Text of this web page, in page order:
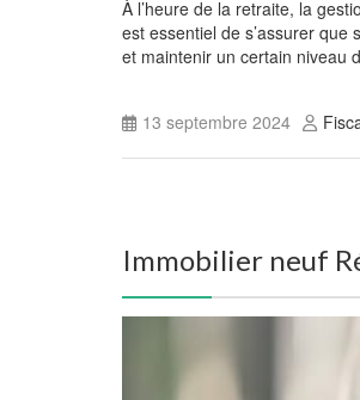
À l’heure de la retraite, la
est essentiel de s’assurer
et maintenir un certain niveau
13 septembre 2024
Immobilier neuf